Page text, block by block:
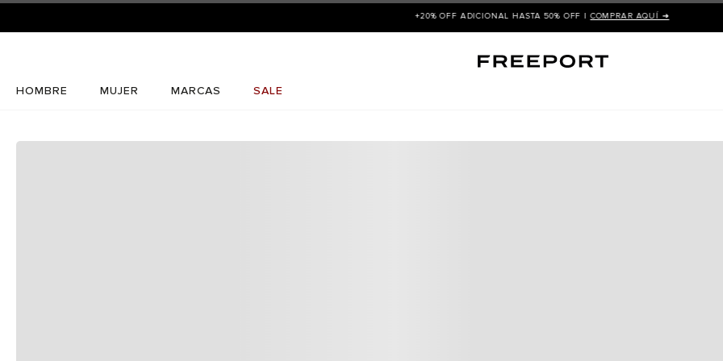
+20% OFF ADICIONAL HASTA 50% OFF |COMPRAR AQUÍ ➜
HOMBRE MUJER MARCAS SALE